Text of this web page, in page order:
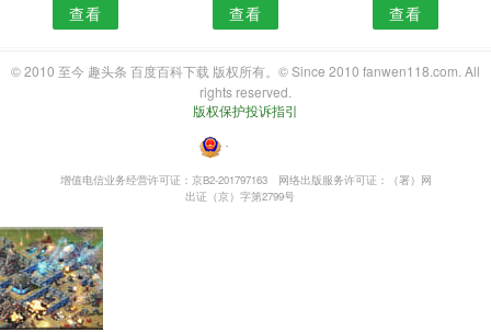
查看 查看 查看
© 2010 至今 趣头条 百度百科下载 版权所有。© Since 2010 fanwen118.com. All
rights reserved.
版权保护投诉指引
・
增值电信业务经营许可证：京B2-201797163
网络出版服务许可证：（署）网
出证（京）字第2799号